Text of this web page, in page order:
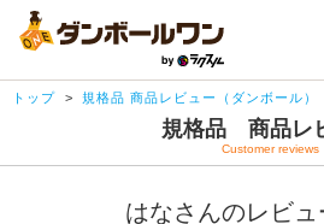
トップ 規格品 商品レビュー（ダンボール）
規格品 商品レ
Customer reviews
はなさんのレビュ